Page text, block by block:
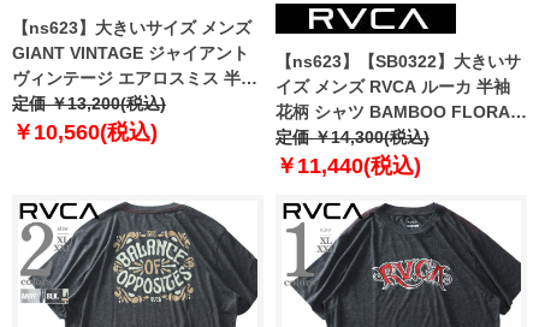
【ns623】大きいサイズ メンズ
GIANT VINTAGE ジャイアント
ヴィンテージ エアロスミス 半袖
Tシャツ AEROSMITH USA直輸
入 aerosmith-llc
定価 ￥13,200(税込)
￥10,560(税込)
【ns623】【SB0322】大きいサ
イズ メンズ RVCA ルーカ 半袖
花柄 シャツ BAMBOO FLORAL
USA直輸入 avywt00156sh
定価 ￥14,300(税込)
￥11,440(税込)